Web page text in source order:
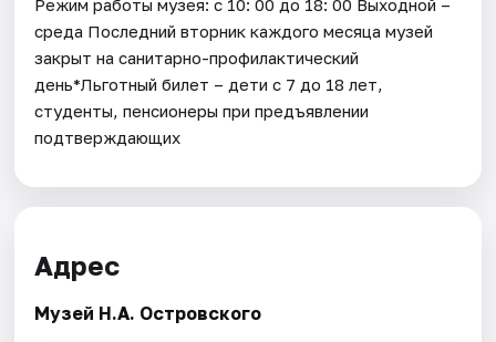
Режим работы музея: с 10: 00 до 18: 00 Выходной –
среда Последний вторник каждого месяца музей
закрыт на санитарно-профилактический
день*Льготный билет – дети с 7 до 18 лет,
студенты, пенсионеры при предъявлении
подтверждающих
Адрес
Музей Н.А. Островского